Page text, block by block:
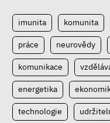
imunita komunita
práce neurovědy
komunikace
energetika
technologie